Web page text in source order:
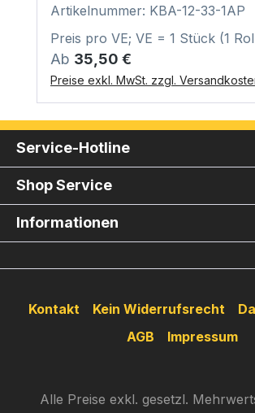
Artikelnummer: KBA-12-33-1AP
Preis pro VE; VE = 1 Stück (1
Regulärer Preis:
Ab 35,50 €
Preise exkl. MwSt. zzgl.
Service-Hotline
Shop Service
Informationen
Kontakt Kein Widerrufsrecht
AGB
Impressum
Alle Preise exkl. gesetzl.